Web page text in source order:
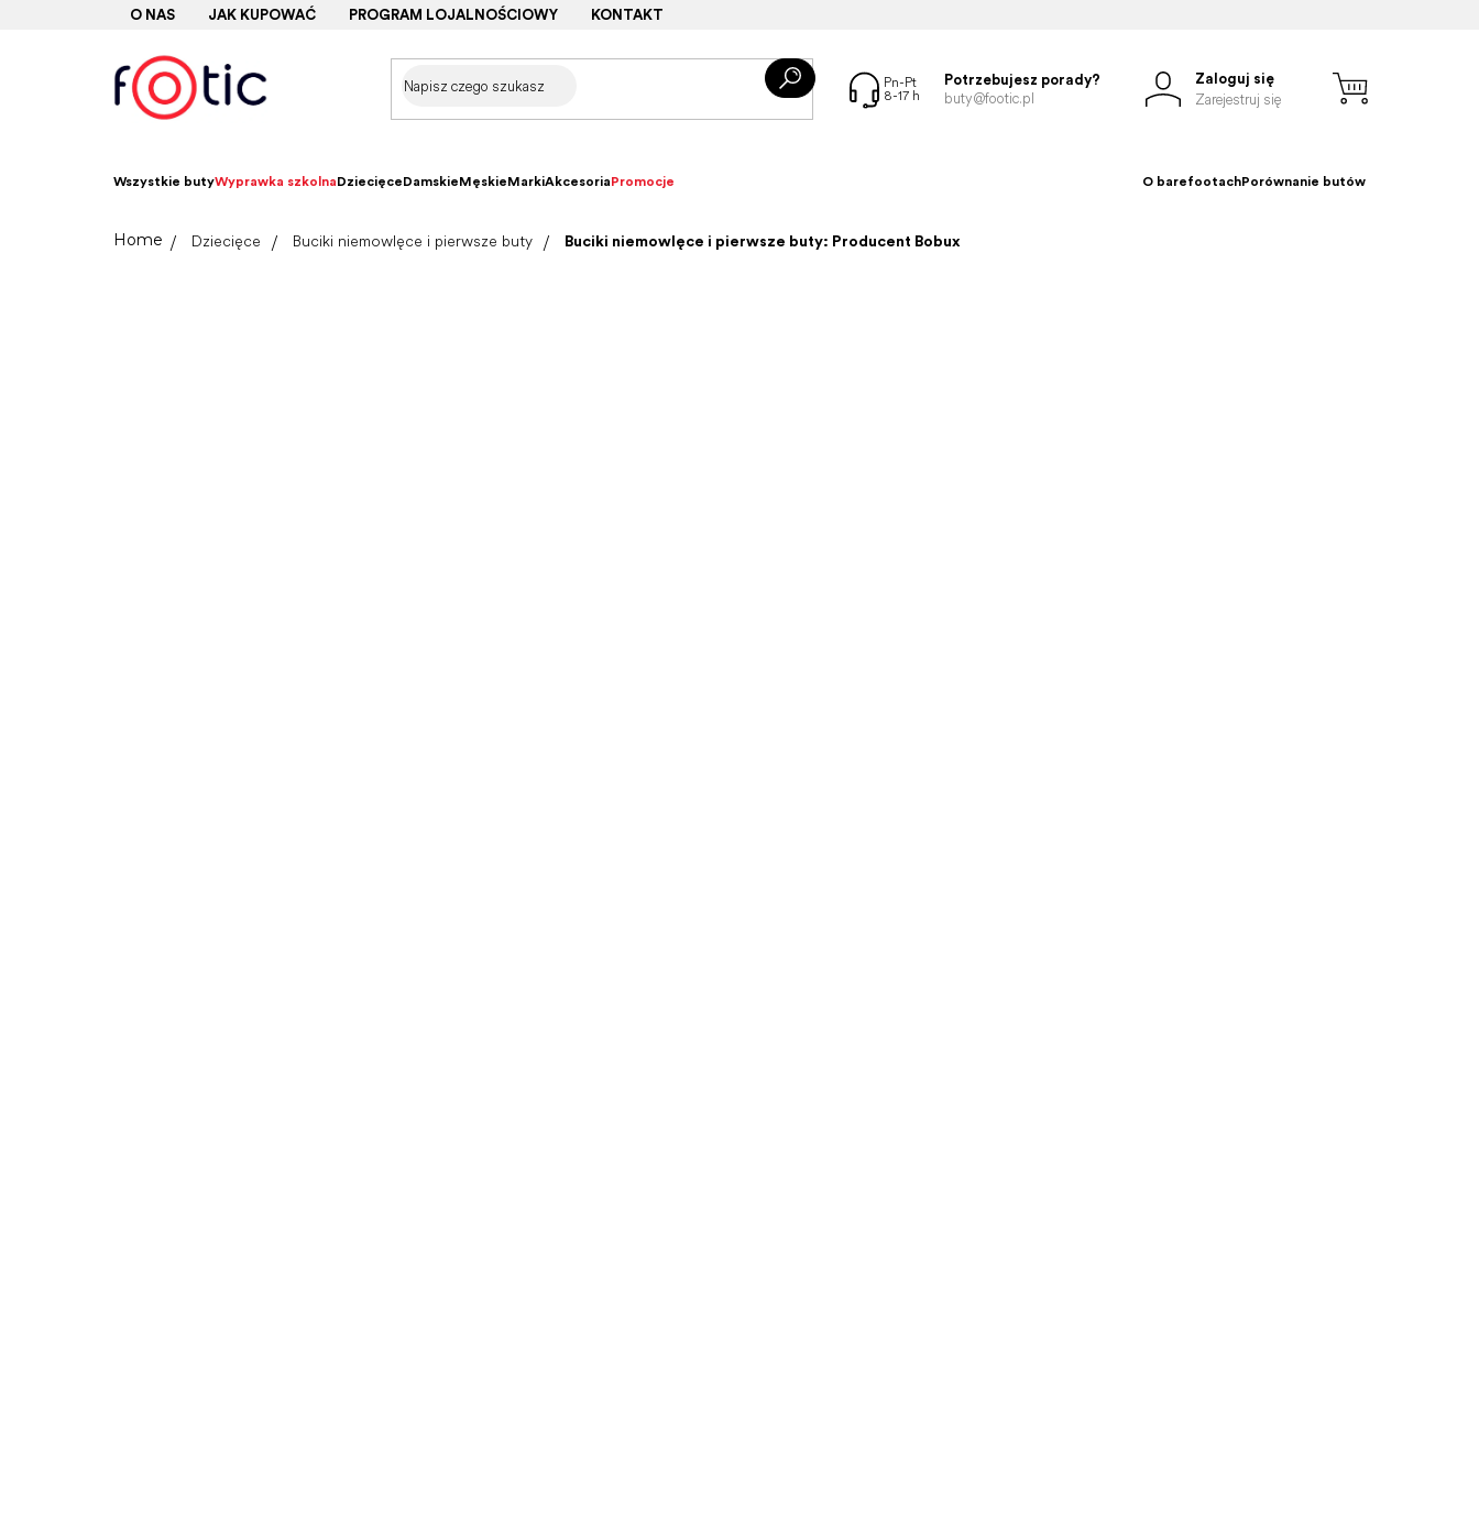
O NAS JAK KUPOWAĆ PROGRAM LOJALNOŚCIOWY KONTAKT
Potrzebujesz porady?
buty@footic.pl
Zaloguj się
Zarejestruj się
Wszystkie butyWyprawka szkolnaDziecięceDamskieMęskieMarkiAkcesoriaPromocje O barefootachPorównanie butów
HomeDziecięce Buciki niemowlęce i pierwsze buty Buciki niemowlęce i pierwsze buty: Producent Bobux